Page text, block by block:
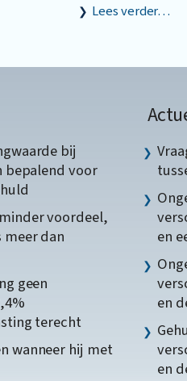
Lees verder…
bij
bepalend voor
voordeel,
meer dan
geen
terecht
wanneer hij met
en
en
en